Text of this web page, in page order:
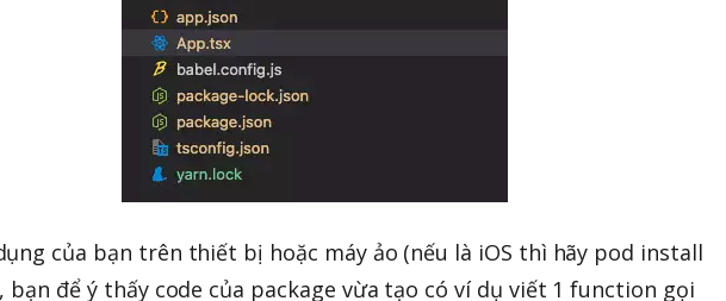
của bạn trên thiết bị hoặc máy ảo (nếu là iOS thì hãy pod install
bạn để ý thấy code của package vừa tạo có ví dụ viết 1 function gọi